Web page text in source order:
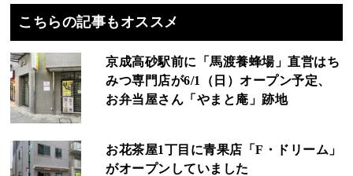
こちらの記事もオススメ
京成高砂駅前に「馬渡養蜂場」直営はち
みつ専門店が6/1（日）オープン予定、
お弁当屋さん「やまと庵」跡地
お花茶屋1丁目に青果店「F・ドリーム」
がオープンしていました